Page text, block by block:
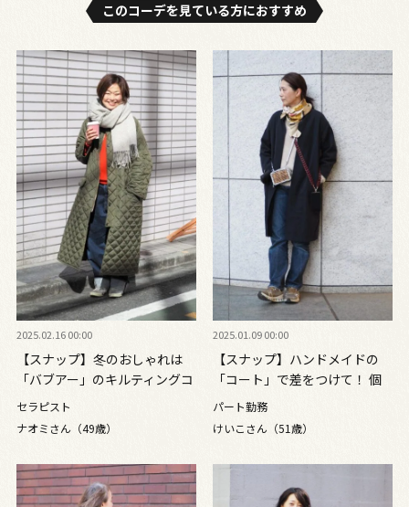
このコーデを⾒ている⽅におすすめ
2025.02.16 00:00
【スナップ】冬のおしゃれは
「バブアー」のキルティングコ
ートがあればOK！
セラピスト
ナオミさん（49歳）
2025.01.09 00:00
【スナップ】ハンドメイドの
「コート」で差をつけて！ 個
性が光る大人のデニムスタイル
パート勤務
けいこさん（51歳）